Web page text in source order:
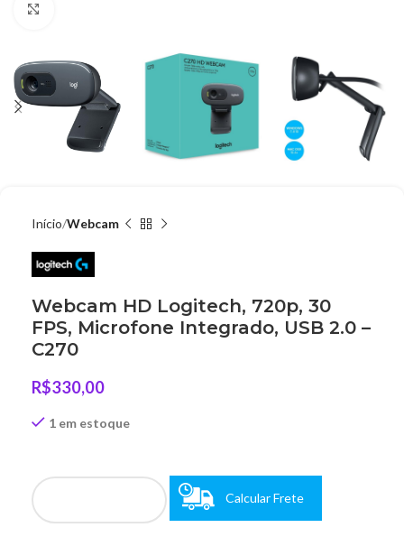
Início Webcam
Webcam HD Logitech, 720p, 30
FPS, Microfone Integrado, USB 2.0 –
C270
R$330,00
1 em estoque
Calcular Frete